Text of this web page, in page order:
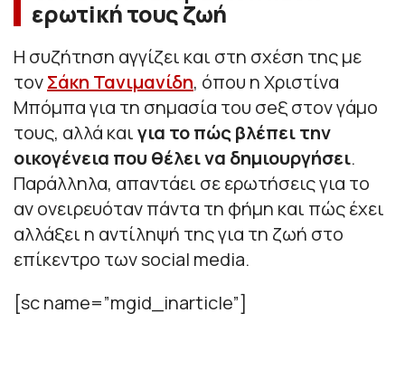
ερωτiκή τους ζωή
Η συζήτηση αγγίζει και στη σχέση της με
τονΣάκη Τανιμανίδη, όπου η Χριστίνα
Μπόμπα για τη σημασία του σeξ στον γάμο
τους, αλλά καιγια το πώς βλέπει την
οικογένεια που θέλει να δημιουργήσει.
Παράλληλα, απαντάει σε ερωτήσεις για το
αν ονειρευόταν πάντα τη φήμη και πώς έχει
αλλάξει η αντίληψή της για τη ζωή στο
επίκεντρο των social media.
[sc name=”mgid_inarticle”]